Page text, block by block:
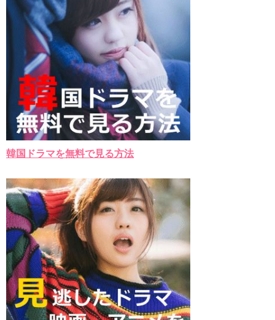
「ライフ・ オン・ マーズ」2019年11月2日TSUTAYAにて先行
レンタル開始！
(ENG SUB) Behind The Scene Hyun Bin 현빈❤️ 손예진 Son Ye
Jin-Crash Landing On You/ヒョンビン❤️ソンイェジン / エンジョイ❕
ユン・ギュンサン、番組にも登場した愛猫が急死…イ・ソンギ
ョンら同僚芸能人から慰めの言葉が続々 – Taka News
キム・レウォンの影絵遊び！？「黒騎士～永遠の約束～」メイ
キングを一部公開（DVD-SET2特典映像より）
「まず熱く掃除せよ」女優キム・ユジョン、「健康がとても回
復…痩せたのはソン・ジェリムのせい!? 」 (11/26)
【裏芸能】キムユジョンの熱愛彼氏はあの大物俳優
いでしょ？” Big News TV
幻の王女チャミョンゴ エンディング
YUCHUN ♥ LOVE 15 「成均館 5話」
[Fan MV]七日の王妃(7일의 왕비)OST – 정기고 (Junggigo) – 그
리고 그려도 (Miss You In My Heart)
俳優カン・ギヨン、突然の熱愛宣言…「キム秘書がなぜそう
か」出演で話題 Big News TV
Powered by livedoor 相互RSS
韓国ドラマを無料で見る方法